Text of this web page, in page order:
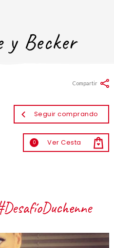
y Becker
Seguir comprando
0 Ver Cesta
Compartir